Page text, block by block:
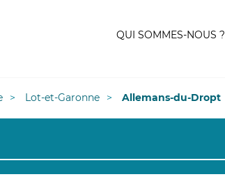
QUI SOMMES-NOUS ?
Lot-et-Garonne Allemans-du-Dropt